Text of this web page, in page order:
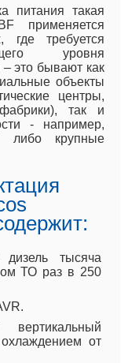
питания такая
применяется
где требуется
уровня
это бывают как
объекты
центры,
так и
- например,
либо крупные
дизель тысяча
ТО раз в 250
от